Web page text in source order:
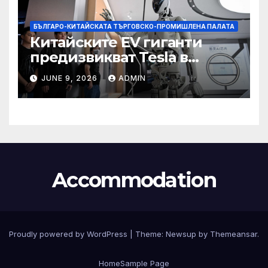
БЪЛГАРО-КИТАЙСКАТА ТЪРГОВСКО-ПРОМИШЛЕНА ПАЛАТА
Китайските EV гиганти
предизвикват Tesla в
надпреварата за
комерсиализиране на
хуманоидни роботи
JUNE 9, 2026 ADMIN
Accommodation
Proudly powered by WordPress Theme: Newsup by Themeansar.
HomeSample Page